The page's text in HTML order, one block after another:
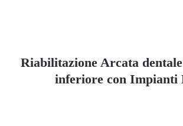
Riabilitazione Arcata
inferiore con Impianti